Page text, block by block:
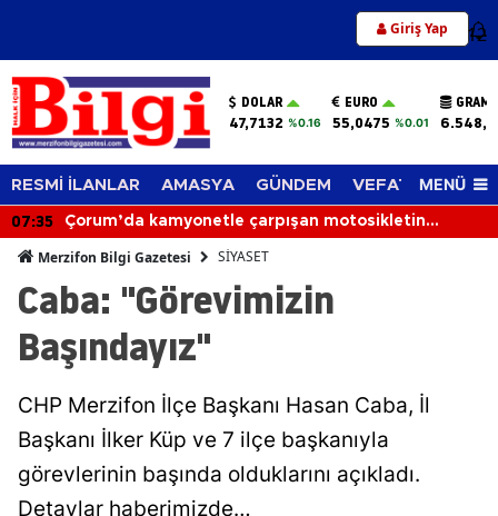
Giriş Yap 12
DOLAR
47,7132 %0.16
EURO
55,0475 %0.01
GRAM
RESMİ İLANLAR AMASYA GÜNDEM VEFAT EDENLER
MENÜ
07:35
Çorum’da kamyonetle çarpışan motosikletin
Merzifon Bilgi Gazetesi SİYASET
Caba: "Görevimizin
Başındayız"
CHP Merzifon İlçe Başkanı Hasan Caba, İl
Başkanı İlker Küp ve 7 ilçe başkanıyla
görevlerinin başında olduklarını açıkladı.
Detaylar haberimizde…